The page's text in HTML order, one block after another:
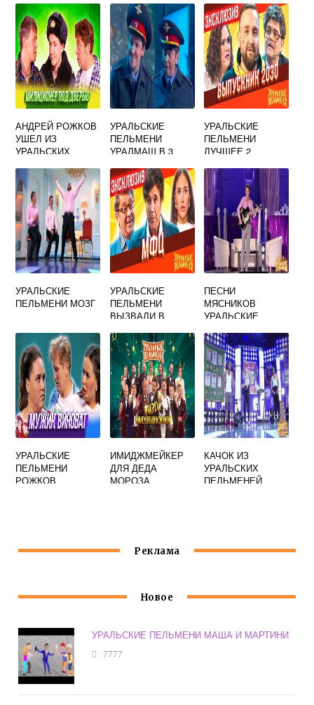
АНДРЕЙ РОЖКОВ
УШЕЛ ИЗ
УРАЛЬСКИХ
УРАЛЬСКИЕ
ПЕЛЬМЕНИ
УРАЛМАШ В 3
УРАЛЬСКИЕ
ПЕЛЬМЕНИ
ЛУЧШЕЕ 2
УРАЛЬСКИЕ
ПЕЛЬМЕНИ МОЗГ
УРАЛЬСКИЕ
ПЕЛЬМЕНИ
ВЫЗВАЛИ В
РОДИТЕЛЕЙ
ПЕСНИ
МЯСНИКОВ
УРАЛЬСКИЕ
УРАЛЬСКИЕ
ПЕЛЬМЕНИ
РОЖКОВ
ИМИДЖМЕЙКЕР
ДЛЯ ДЕДА
МОРОЗА
КАЧОК ИЗ
УРАЛЬСКИХ
ПЕЛЬМЕНЕЙ
Реклама
Новое
УРАЛЬСКИЕ ПЕЛЬМЕНИ МАША И МАРТИНИ
7777